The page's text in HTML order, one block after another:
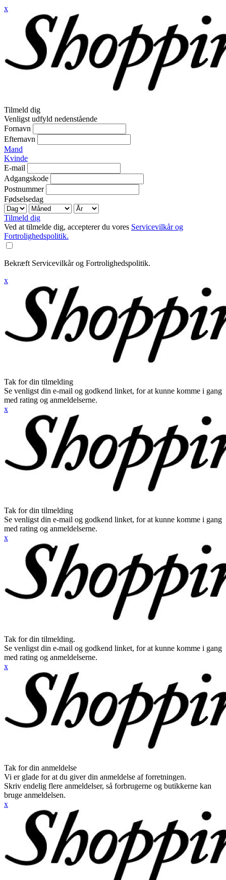
x
Tilmeld dig
Venligst udfyld nedenstående
Fornavn
Efternavn
Mand
Kvinde
E-mail
Adgangskode
Postnummer
Fødselsedag
Tilmeld dig
Ved at tilmelde dig, accepterer du vores Servicevilkår og
Fortrolighedspolitik.
Bekræft Servicevilkår og Fortrolighedspolitik.
x
Tak for din tilmelding
Se venligst din e-mail og godkend linket, for at kunne komme i gang
med rating og anmeldelserne.
x
Tak for din tilmelding
Se venligst din e-mail og godkend linket, for at kunne komme i gang
med rating og anmeldelserne.
x
Tak for din tilmelding.
Se venligst din e-mail og godkend linket, for at kunne komme i gang
med rating og anmeldelserne.
x
Tak for din anmeldelse
Vi er glade for at du giver din anmeldelse af forretningen.
Skriv endelig flere anmeldelser, så forbrugerne og butikkerne kan
bruge anmeldelsen.
x